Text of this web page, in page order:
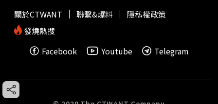
關於CTWANT 聯繫&爆料
隱私權政策
發燒熱搜
Facebook
Youtube Telegram